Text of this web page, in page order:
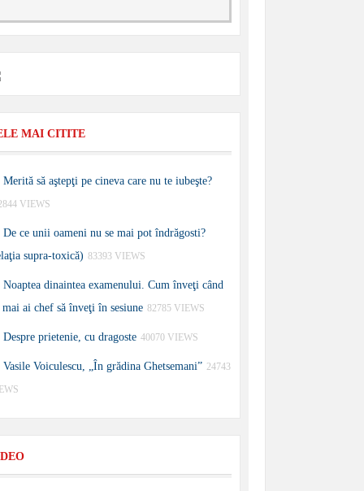
MAI CITITE
Merită să aştepţi pe cineva care nu te iubeşte?
VIEWS
De ce unii oameni nu se mai pot îndrăgosti?
supra-toxică) 83393 VIEWS
Noaptea dinaintea examenului. Cum înveţi când
mai ai chef să înveţi în sesiune 82785 VIEWS
Despre prietenie, cu dragoste 40070 VIEWS
Vasile Voiculescu, „În grădina Ghetsemani” 24743